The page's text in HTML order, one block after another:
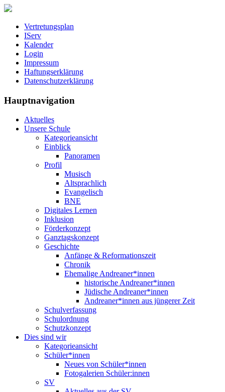
Vertretungsplan
IServ
Kalender
Login
Impressum
Haftungserklärung
Datenschutzerklärung
Hauptnavigation
Aktuelles
Unsere Schule
Kategorieansicht
Einblick
Panoramen
Profil
Musisch
Altsprachlich
Evangelisch
BNE
Digitales Lernen
Inklusion
Förderkonzept
Ganztagskonzept
Geschichte
Anfänge & Reformationszeit
Chronik
Ehemalige Andreaner*innen
historische Andreaner*innen
Jüdische Andreaner*innen
Andreaner*innen aus jüngerer Zeit
Schulverfassung
Schulordnung
Schutzkonzept
Dies sind wir
Kategorieansicht
Schüler*innen
Neues von Schüler*innen
Fotogalerien Schüler:innen
SV